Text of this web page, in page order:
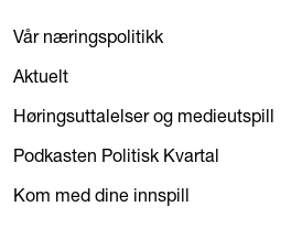
Vår næringspolitikk
Aktuelt
Høringsuttalelser og medieutspill
Podkasten Politisk Kvartal
Kom med dine innspill